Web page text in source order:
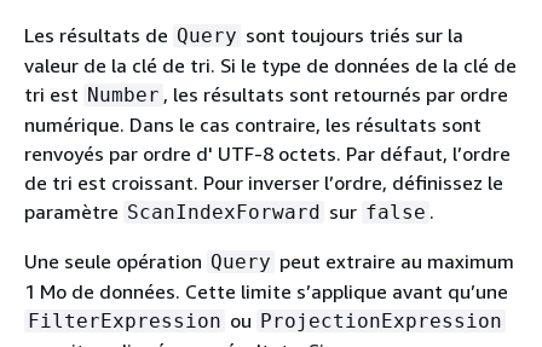
Les résultats de Query sont toujours triés sur la
valeur de la clé de tri. Si le type de données de la clé de
tri est Number , les résultats sont retournés par ordre
numérique. Dans le cas contraire, les résultats sont
renvoyés par ordre d' UTF-8 octets. Par défaut, l’ordre
de tri est croissant. Pour inverser l’ordre, définissez le
paramètre ScanIndexForward sur false .
Une seule opération Query peut extraire au maximum
1 Mo de données. Cette limite s’applique avant qu’une
FilterExpression ou ProjectionExpression